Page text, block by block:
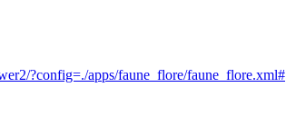
?config=./apps/faune_flore/faune_flore.xml#